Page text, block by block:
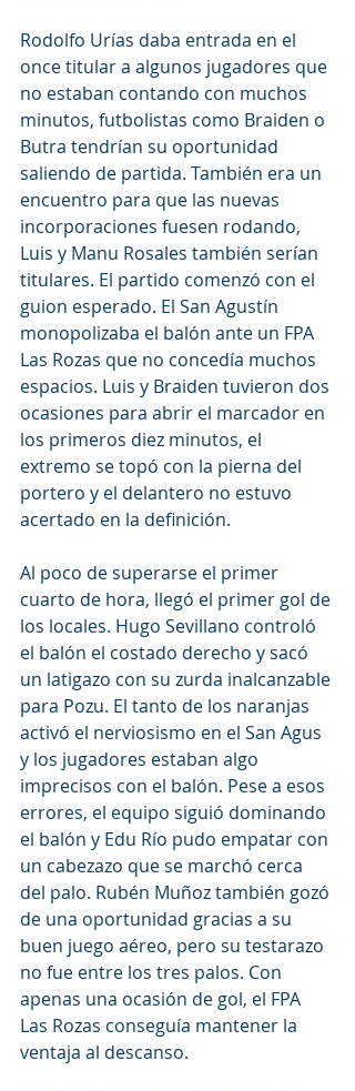
Rodolfo Urías daba entrada en el
once titular a algunos jugadores que
no estaban contando con muchos
minutos, futbolistas como Braiden o
Butra tendrían su oportunidad
saliendo de partida. También era un
encuentro para que las nuevas
incorporaciones fuesen rodando,
Luis y Manu Rosales también serían
titulares. El partido comenzó con el
guion esperado. El San Agustín
monopolizaba el balón ante un FPA
Las Rozas que no concedía muchos
espacios. Luis y Braiden tuvieron dos
ocasiones para abrir el marcador en
los primeros diez minutos, el
extremo se topó con la pierna del
portero y el delantero no estuvo
acertado en la definición.
Al poco de superarse el primer
cuarto de hora, llegó el primer gol de
los locales. Hugo Sevillano controló
el balón el costado derecho y sacó
un latigazo con su zurda inalcanzable
para Pozu. El tanto de los naranjas
activó el nerviosismo en el San Agus
y los jugadores estaban algo
imprecisos con el balón. Pese a esos
errores, el equipo siguió dominando
el balón y Edu Río pudo empatar con
un cabezazo que se marchó cerca
del palo. Rubén Muñoz también gozó
de una oportunidad gracias a su
buen juego aéreo, pero su testarazo
no fue entre los tres palos. Con
apenas una ocasión de gol, el FPA
Las Rozas conseguía mantener la
ventaja al descanso.